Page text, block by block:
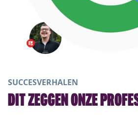
SUCCESVERHALEN
DIT ZEGGEN ONZE